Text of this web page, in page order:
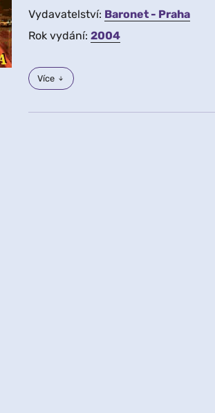
Vydavatelství: Baronet - Praha
Rok vydání: 2004
Více